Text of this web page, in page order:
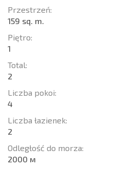
Przestrzeń:
159 sq. m.
Piętro:
1
Total:
2
Liczba pokoi:
4
Liczba łazienek:
2
Odległość do morza:
2000 м